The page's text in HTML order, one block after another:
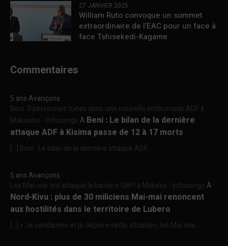
27 JANVIER 2025
William Ruto convoque un sommet
extraordinaire de l’EAC pour un face à
face Tshisekedi-Kagame
Commentaires
5 ans Avançons
Beni :3 personnes tuées dans une nouvelle embuscade ADF à
Makisabo - InfocongoÀ Beni : Le bilan de la dernière
attaque ADF à Kisima passe de 12 à 17 morts
[…] Beni : Le bilan de la dernière attaque ADF...
5 ans Avançons
Les Mai-mai ont attaqué la barrière GRPI à Makeke - InfocongoÀ
Nord-Kivu : plus de 30 miliciens Mai-mai renoncent
aux hostilités dans le territoire de Lubero
[…] « Je condamne et je déplore cette situation, les Mai-mai...